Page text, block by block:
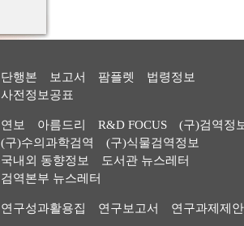
단행본 보고서 팜플렛
법령정보
사전정보공표
연보 아름드리 R&D FOCUS
(구)검역정
(구)수의과학검역
(구)식물검역정보
국내외 동향정보
도서관 뉴스레터
검역본부 뉴스레터
연구성과활용집 연구보고서 연구과제제